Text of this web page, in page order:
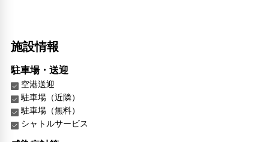
施設情報
駐車場・送迎
空港送迎
駐車場（近隣）
駐車場（無料）
シャトルサービス